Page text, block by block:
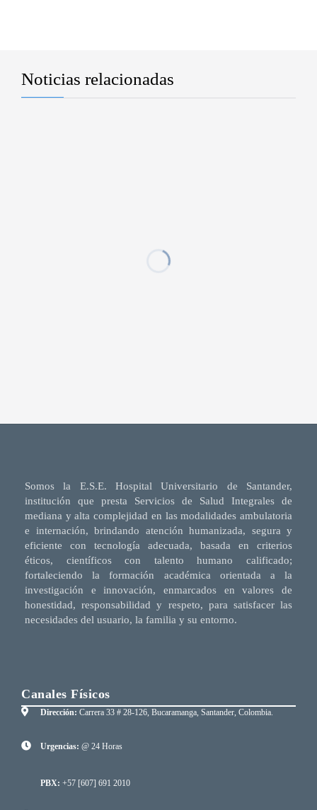
Noticias relacionadas
Somos la E.S.E. Hospital Universitario de Santander,
institución que presta Servicios de Salud Integrales de
mediana y alta complejidad en las modalidades ambulatoria
e internación, brindando atención humanizada, segura y
eficiente con tecnología adecuada, basada en criterios
éticos, científicos con talento humano calificado;
fortaleciendo la formación académica orientada a la
investigación e innovación, enmarcados en valores de
honestidad, responsabilidad y respeto, para satisfacer las
necesidades del usuario, la familia y su entorno.
Canales Físicos
Dirección: Carrera 33 # 28-126, Bucaramanga, Santander, Colombia.
Urgencias: @ 24 Horas
PBX: +57 [607] 691 2010